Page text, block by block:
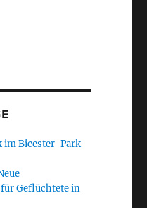
im Bicester-Park
Geflüchtete in